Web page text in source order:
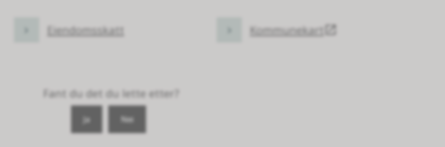
Eiendomsskatt Kommunekart
Fant du det du lette etter?
Ja Nei